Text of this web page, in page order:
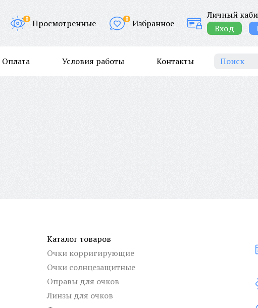
0 Просмотренные 0 Избранное
Личный
Вход
Оплата Условия работы Контакты
Каталог товаров
Очки корригирующие
Очки солнцезащитные
Оправы для очков
Линзы для очков